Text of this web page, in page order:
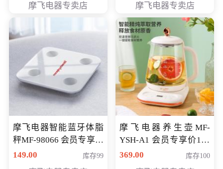
摩飞电器专卖店 摩飞电器专卖店
摩飞电器智能蓝牙体脂
秤MF-98066 会员专享价
98元
149.00 库存99
摩飞电器养生壶MF-
YSH-A1 会员专享价198
元
369.00 库存100